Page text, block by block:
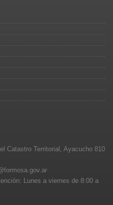
Catastro Territorial, Ayacucho 810
Lunes a viernes de 8:00 a